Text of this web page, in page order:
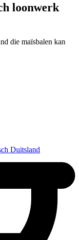
loonwerk
die maïsbalen kan
Duitsland